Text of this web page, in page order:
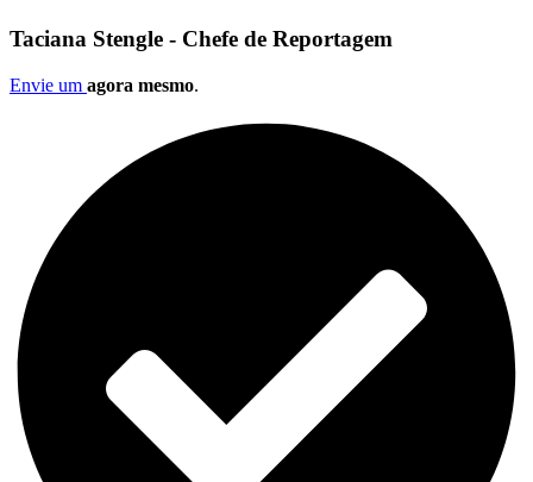
Taciana Stengle - Chefe de Reportagem
Envie um agora mesmo.